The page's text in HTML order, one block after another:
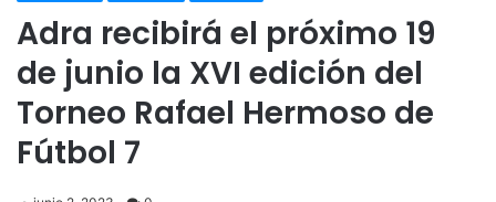
Adra recibirá el próximo 19
de junio la XVI edición del
Torneo Rafael Hermoso de
Fútbol 7